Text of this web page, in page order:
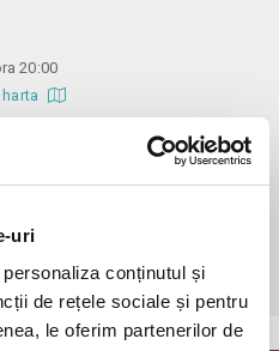
uri
conținutul și
de rețele sociale și pentru
le oferim partenerilor de
20:00
în sală se poate face cu o
permis cu până la 10 minute
0773 825 249.